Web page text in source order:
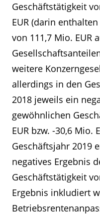
Geschäftstätigkeit
EUR (darin
von 111,7 Mio. EUR
weitere
allerdings in den
2018 jeweils ein
gewöhnlichen
EUR bzw. -30,6 Mio.
Geschäftsjahr 2019
negatives Ergebnis
Geschäftstätigkeit
Ergebnis inkludiert